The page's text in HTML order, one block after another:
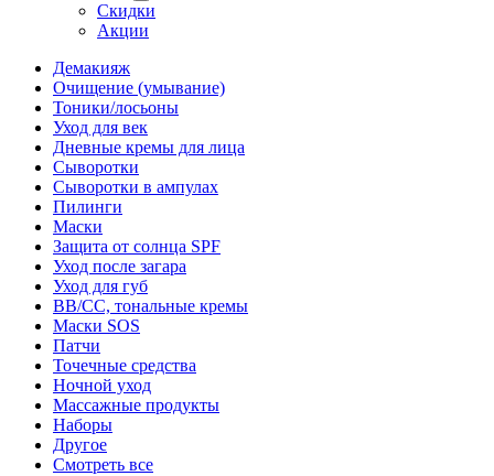
Скидки
Акции
Демакияж
Очищение (умывание)
Тоники/лосьоны
Уход для век
Дневные кремы для лица
Сыворотки
Сыворотки в ампулах
Пилинги
Маски
Защита от солнца SPF
Уход после загара
Уход для губ
BB/CC, тональные кремы
Маски SOS
Патчи
Точечные средства
Ночной уход
Массажные продукты
Наборы
Другое
Смотреть все